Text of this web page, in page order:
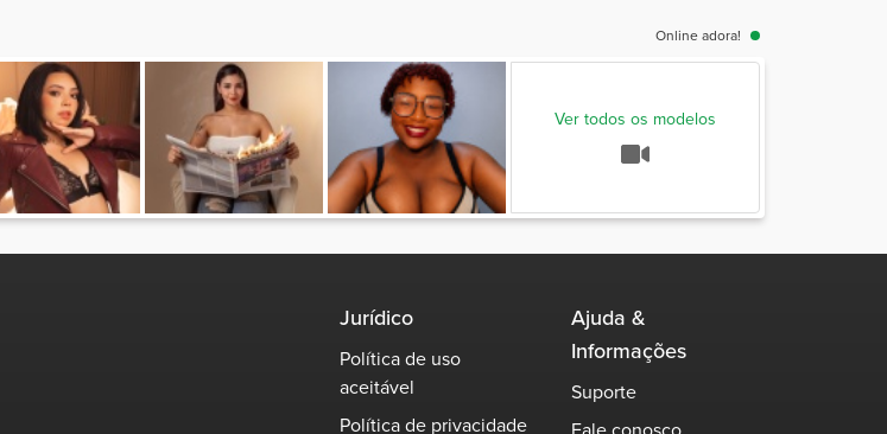
Online adora!
Ver todos os modelos
Jurídico
Política de uso
aceitável
Política de privacidade
Ajuda &
Informações
Suporte